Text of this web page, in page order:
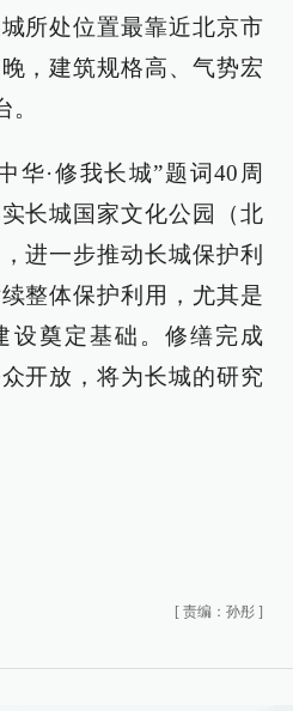
所处位置最靠近北京市
，建筑规格高、气势宏
华·修我长城”题词40周
长城国家文化公园（北
进一步推动长城保护利
整体保护利用，尤其是
设奠定基础。修缮完成
开放，将为长城的研究
[ 责编：孙彤 ]